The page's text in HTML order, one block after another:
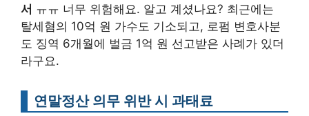
서 ㅠㅠ 너무 위험해요. 알고 계셨나요? 최근에는
탈세혐의 10억 원 가수도 기소되고, 로펌 변호사분
도 징역 6개월에 벌금 1억 원 선고받은 사례가 있더
라구요.
연말정산 의무 위반 시 과태료